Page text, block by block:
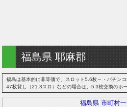
福島県 耶麻郡
福島は基本的に非等価で、スロット5.6枚～・パチン
47枚貸し（21.3スロ）などの場合は、5.3枚交換のホ
福島県 市町村